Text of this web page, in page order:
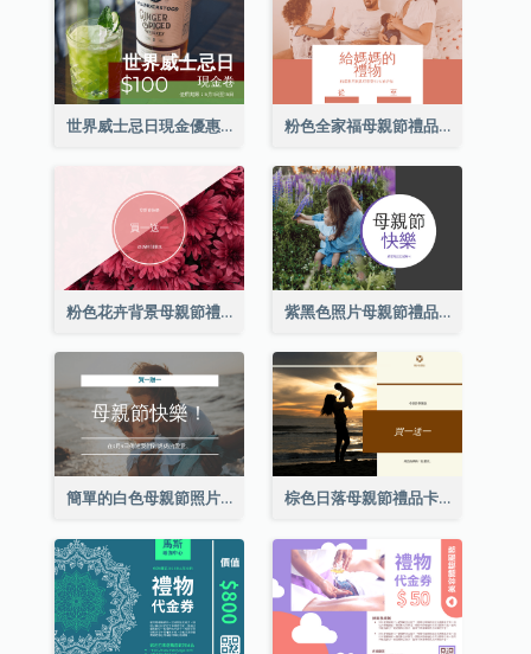
世界威士忌日現金優惠券 粉色全家福母親節禮品卡
粉色花卉背景母親節禮品卡 紫黑色照片母親節禮品卡
簡單的白色母親節照片禮品卡 棕色日落母親節禮品卡